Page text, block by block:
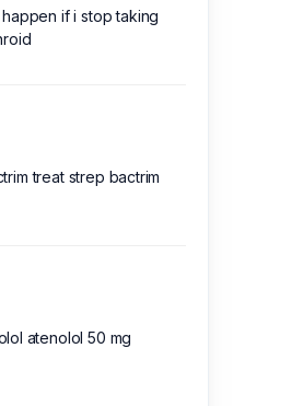
if i stop taking
treat strep bactrim
atenolol 50 mg